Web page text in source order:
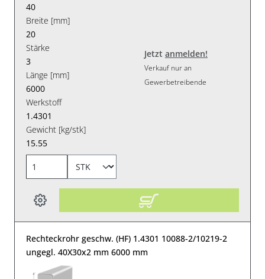
40
Breite [mm]
20
Stärke
3
Länge [mm]
6000
Werkstoff
1.4301
Gewicht [kg/stk]
15.55
Jetzt anmelden!
Verkauf nur an
Gewerbetreibende
Rechteckrohr geschw. (HF) 1.4301 10088-2/10219-2
ungegl. 40X30x2 mm 6000 mm